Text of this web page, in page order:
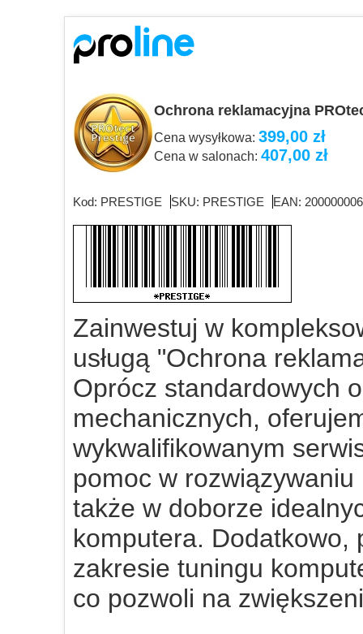
Ochrona reklamacyjna
Cena wysyłkowa: 399,00 zł
Cena w salonach: 407,00 zł
Kod: PRESTIGE SKU: PRESTIGE EAN:
Zainwestuj w
usługą "Ochrona
Oprócz standardowych
mechanicznych,
wykwalifikowanym
pomoc w
także w doborze
komputera. Dodatkowo,
zakresie tuningu
co pozwoli na